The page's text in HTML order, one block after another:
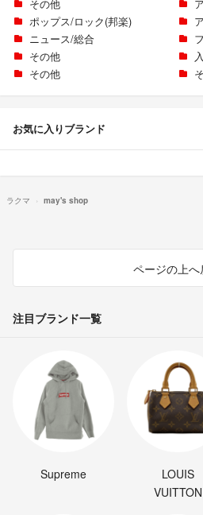
その他
ポップス/ロック(邦楽)
ニュース/総合
その他
その他
お気に入りブランド
ラクマ may's shop
ページの上へ
注目ブランド一覧
Supreme
LOUIS
VUITTON